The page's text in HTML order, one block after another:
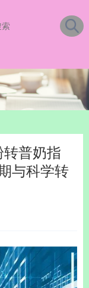
普奶指
与科学转